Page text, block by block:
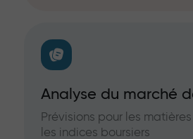
Analyse du marché
Prévisions pour les
les indices boursiers